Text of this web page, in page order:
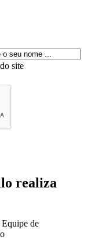
site
realiza
de